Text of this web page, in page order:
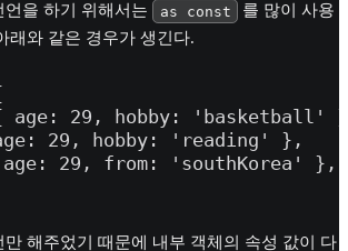
을 하기 위해서는 as const
를 많이 사용
래와 같은 경우가 생긴다.
age: 29, hobby: 'basketball'
29, hobby: 'reading' },
29, from: 'southKorea' },
만 해주었기 때문에 내부 객체의 속성 값이 다